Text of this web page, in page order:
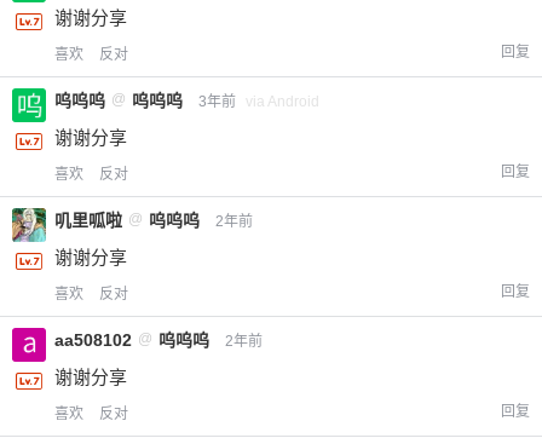
谢谢分享
喜欢 反对 回复
呜呜呜 @ 呜呜呜 3年前 via Android
谢谢分享
喜欢 反对 回复
叽里呱啦 @ 呜呜呜 2年前
谢谢分享
喜欢 反对 回复
aa508102 @ 呜呜呜 2年前
谢谢分享
喜欢 反对 回复